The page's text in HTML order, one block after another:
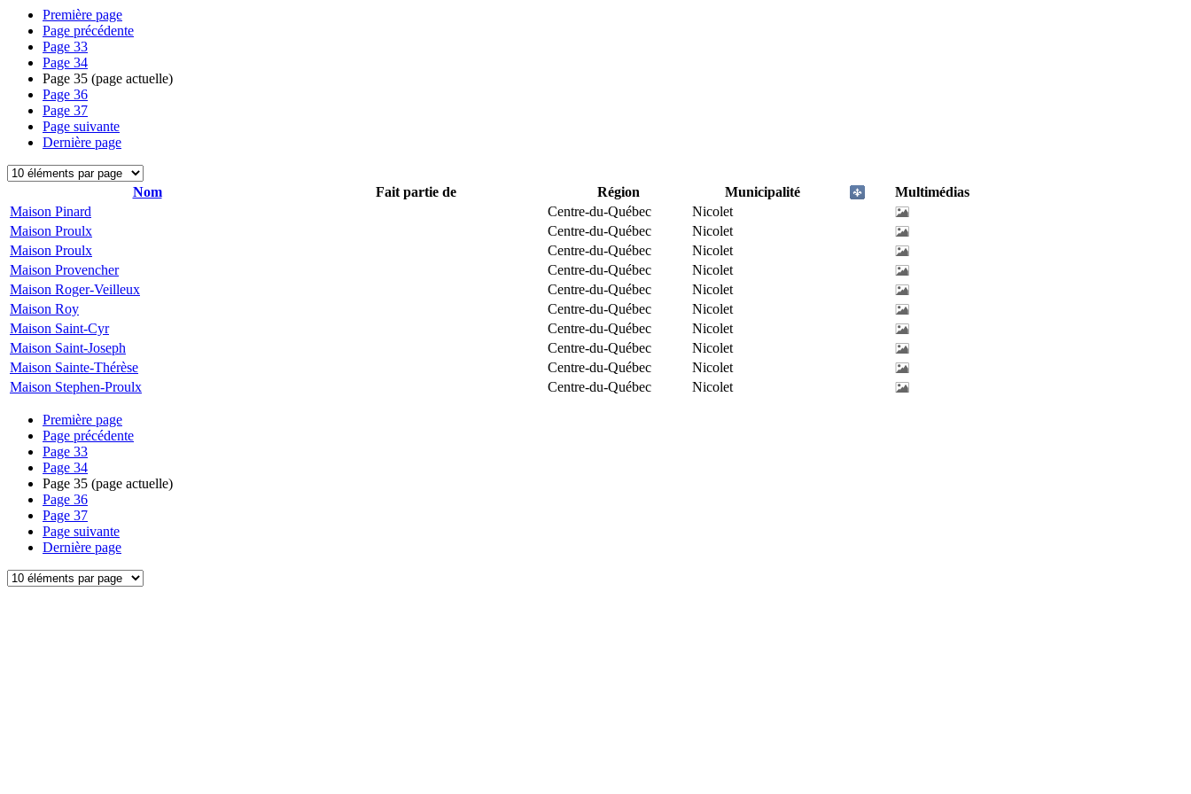
Première page
Page précédente
Page 33
Page 34
Page 35 (page actuelle)
Page 36
Page 37
Page suivante
Dernière page
Nom Fait partie de Région Municipalité
Multimédias
Maison Pinard
Centre-du-Québec
Nicolet
Maison Proulx
Centre-du-Québec
Nicolet
Maison Proulx
Centre-du-Québec
Nicolet
Maison Provencher
Centre-du-Québec
Nicolet
Maison Roger-Veilleux
Centre-du-Québec
Nicolet
Maison Roy
Centre-du-Québec
Nicolet
Maison Saint-Cyr
Centre-du-Québec
Nicolet
Maison Saint-Joseph
Centre-du-Québec
Nicolet
Maison Sainte-Thérèse
Centre-du-Québec
Nicolet
Maison Stephen-Proulx
Centre-du-Québec Nicolet
Première page
Page précédente
Page 33
Page 34
Page 35 (page actuelle)
Page 36
Page 37
Page suivante
Dernière page